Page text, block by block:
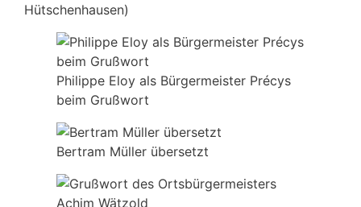
Hütschenhausen)
Philippe Eloy als Bürgermeister Précys
beim Grußwort
Bertram Müller übersetzt